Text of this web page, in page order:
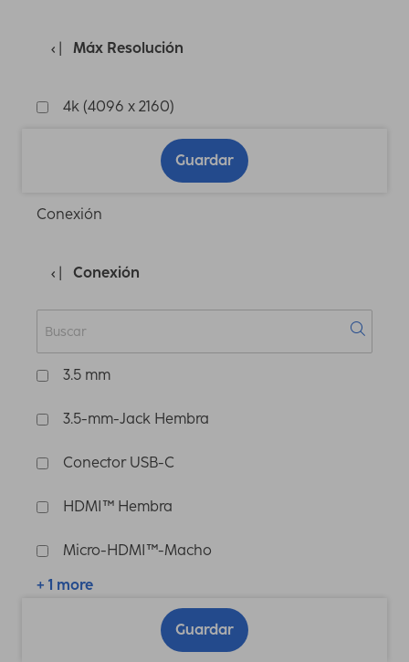
Máx Resolución
4k (4096 x 2160)
Guardar
Conexión
Conexión
3.5 mm
3.5-mm-Jack Hembra
Conector USB-C
HDMI™ Hembra
Micro-HDMI™-Macho
+ 1 more
Guardar